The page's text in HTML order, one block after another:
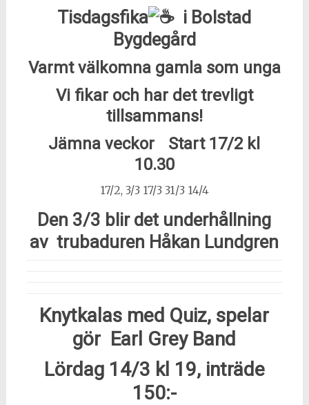
Tisdagsfika
i Bolstad
Bygdegård
Varmt välkomna gamla som unga
Vi fikar och har det trevligt
tillsammans!
Jämna veckor Start 17/2 kl
10.30
17/2, 3/3 17/3 31/3 14/4
Den 3/3 blir det underhållning
avtrubaduren Håkan Lundgren
Knytkalas med Quiz, spelar
gör Earl Grey Band
Lördag 14/3 kl 19, inträde
150:-